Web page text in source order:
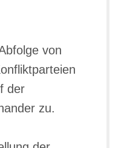
von
der
zu.